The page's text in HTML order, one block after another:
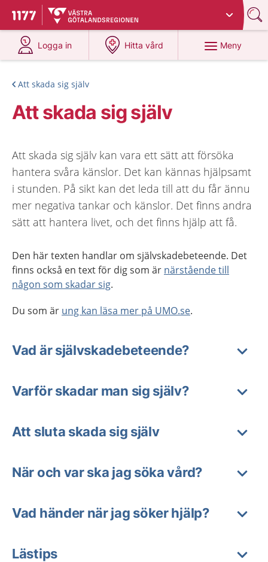
Till startsidan för 1177
Du har valt region
Logga in
på 1177.se
Hitta vård
på 1177.se
Meny
Att skada sig själv
Att skada sig själv
Att skada sig själv kan vara ett sätt att försöka
hantera svåra känslor. Det kan kännas hjälpsamt
i stunden. På sikt kan det leda till att du får ännu
mer negativa tankar och känslor. Det finns andra
sätt att hantera livet, och det finns hjälp att få.
Den här texten handlar om självskadebeteende. Det
finns också en text för dig som är närstående till
någon som skadar sig.
Du som är ung kan läsa mer på UMO.se.
Vad är självskadebeteende?
Varför skadar man sig själv?
Att sluta skada sig själv
När och var ska jag söka vård?
Vad händer när jag söker hjälp?
Lästips